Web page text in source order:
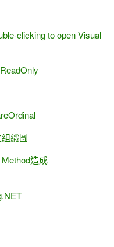
clicking to open Visual
織圖
造成